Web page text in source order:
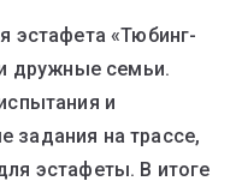
эстафета «Тюбинг-
дружные семьи.
и
задания на трассе,
эстафеты. В итоге